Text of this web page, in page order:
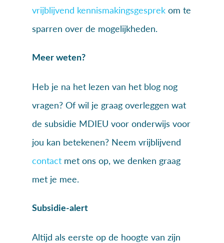
vrijblijvend kennismakingsgesprekom te
sparren over de mogelijkheden.
Meer weten?
Heb je na het lezen van het blog nog
vragen? Of wil je graag overleggen wat
de subsidie MDIEU voor onderwijs voor
jou kan betekenen? Neem vrijblijvend
contactmet ons op, we denken graag
met je mee.
Subsidie-alert
Altijd als eerste op de hoogte van zijn